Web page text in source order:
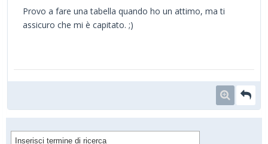
Provo a fare una tabella quando ho un attimo, ma ti
assicuro che mi è capitato. ;)